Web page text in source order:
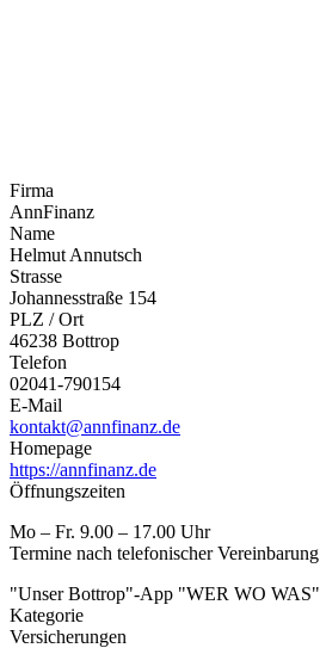
Firma
AnnFinanz
Name
Helmut Annutsch
Strasse
Johannesstraße 154
PLZ / Ort
46238 Bottrop
Telefon
02041-790154
E-Mail
kontakt@annfinanz.de
Homepage
https://annfinanz.de
Öffnungszeiten
Mo – Fr. 9.00 – 17.00 Uhr
Termine nach telefonischer Vereinbarung
"Unser Bottrop"-App "WER WO WAS"
Kategorie
Versicherungen